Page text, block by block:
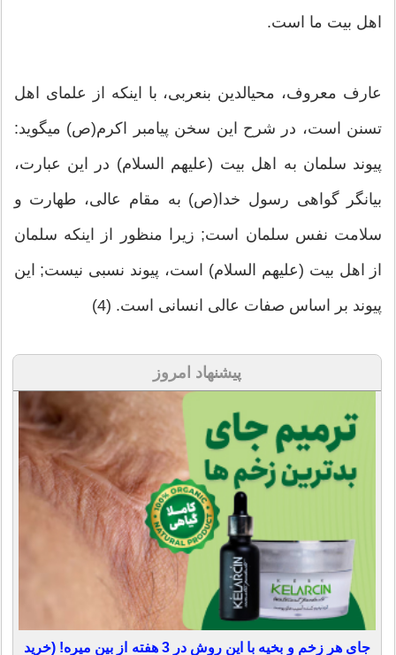
اهل بیت ما است.
عارف معروف، محی‏الدین بن‏عربی، با اینکه از علمای اهل
تسنن است، در شرح این سخن پیامبر اکرم(ص) می‏گوید:
پیوند سلمان به اهل بیت (علیهم السلام) در این عبارت،
بیانگر گواهی رسول خدا(ص) به مقام عالی، طهارت و
سلامت نفس سلمان است; زیرا منظور از اینکه سلمان
از اهل بیت (علیهم السلام) است، پیوند نسبی نیست; این
پیوند بر اساس صفات عالی انسانی است. (4)
پیشنهاد امروز
جای هر زخم و بخیه با این روش در 3 هفته از بین میره! (خرید